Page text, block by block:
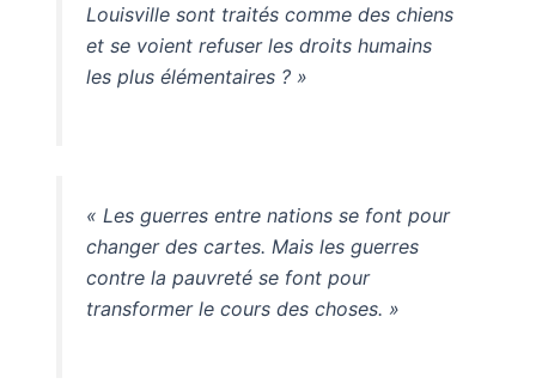
Louisville sont traités comme des chiens
et se voient refuser les droits humains
les plus élémentaires ? »
« Les guerres entre nations se font pour
changer des cartes. Mais les guerres
contre la pauvreté se font pour
transformer le cours des choses. »